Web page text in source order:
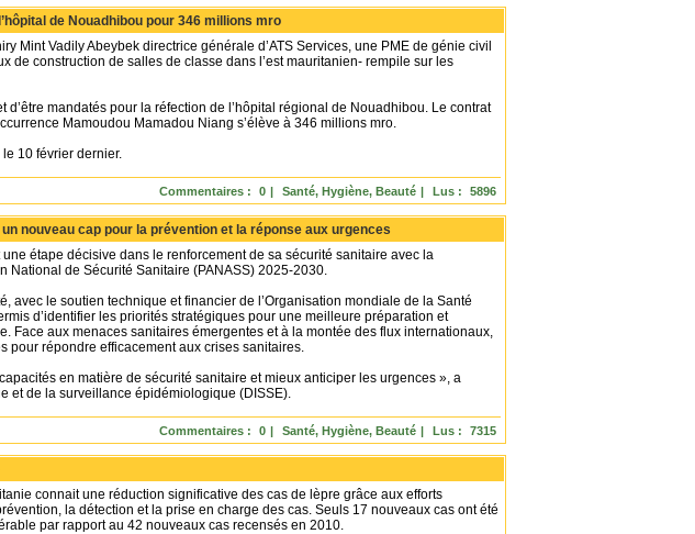
de Nouadhibou pour 346 millions mro
Mint Vadily Abeybek directrice générale d’ATS Services, une PME de génie civil
de construction de salles de classe dans l’est mauritanien- rempile sur les
d’être mandatés pour la réfection de l’hôpital régional de Nouadhibou. Le contrat
Mamoudou Mamadou Niang s’élève à 346 millions mro.
le 10 février dernier.
Lus : 5896
Santé, Hygiène, Beauté |
Commentaires : 0 |
nouveau cap pour la prévention et la réponse aux urgences
étape décisive dans le renforcement de sa sécurité sanitaire avec la
National de Sécurité Sanitaire (PANASS) 2025-2030.
avec le soutien technique et financier de l’Organisation mondiale de la Santé
d’identifier les priorités stratégiques pour une meilleure préparation et
Face aux menaces sanitaires émergentes et à la montée des flux internationaux,
pour répondre efficacement aux crises sanitaires.
en matière de sécurité sanitaire et mieux anticiper les urgences », a
et de la surveillance épidémiologique (DISSE).
Lus : 7315
Santé, Hygiène, Beauté |
Commentaires : 0 |
connait une réduction significative des cas de lèpre grâce aux efforts
la détection et la prise en charge des cas. Seuls 17 nouveaux cas ont été
par rapport au 42 nouveaux cas recensés en 2010.